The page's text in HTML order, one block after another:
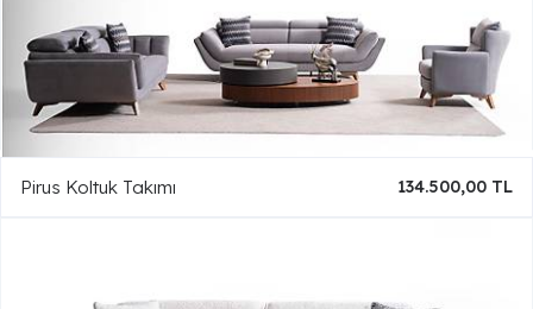
Pirus Koltuk Takımı 134.500,00 TL